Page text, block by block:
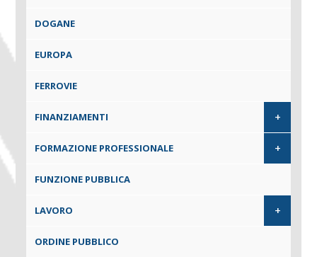
DOGANE
EUROPA
FERROVIE
FINANZIAMENTI +
FORMAZIONE PROFESSIONALE +
FUNZIONE PUBBLICA
LAVORO +
ORDINE PUBBLICO